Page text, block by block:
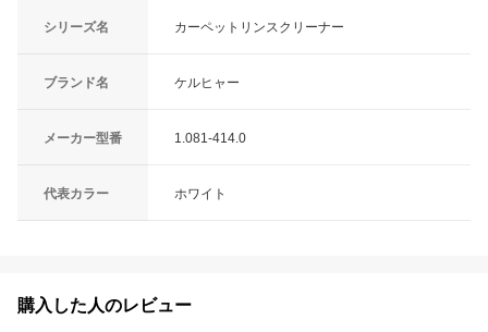
シリーズ名 カーペットリンスクリーナー
ブランド名 ケルヒャー
メーカー型番 1.081-414.0
代表カラー ホワイト
購入した人のレビュー